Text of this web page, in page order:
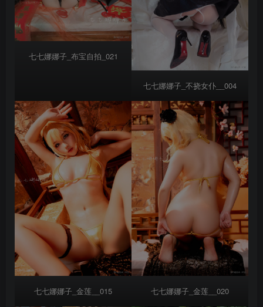
七七娜娜子_布宝自拍_021
七七娜娜子_不挠女仆__004
七七娜娜子_金莲__015 七七娜娜子_金莲__020